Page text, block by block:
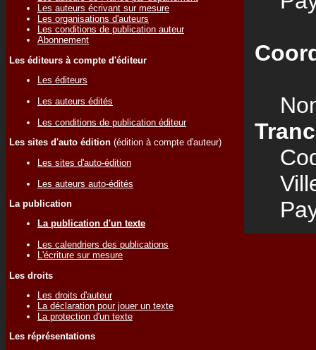
Les auteurs écrivant sur mesure
Les organisations d'auteurs
Les conditions de publication auteur
Abonnement
Les éditeurs à compte d'éditeur
Les éditeurs
Les auteurs édités
Les conditions de publication éditeur
Les sites d'auto édition (édition à compte d'auteur)
Les sites d'auto-édition
Les auteurs auto-édités
La publication
La publication d'un texte
Les calendriers des publications
L'écriture sur mesure
Les droits
Les droits d'auteur
La déclaration pour jouer un texte
La protection d'un texte
Les réprésentations